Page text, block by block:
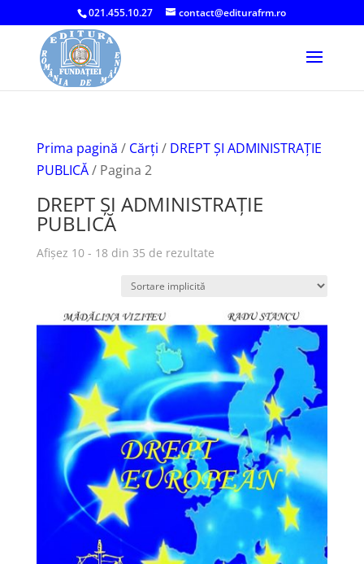
021.455.10.27 contact@editurafrm.ro
Prima pagină / Cărți / DREPT ŞI ADMINISTRAŢIE
PUBLICĂ/ Pagina 2
DREPT ŞI ADMINISTRAŢIE
PUBLICĂ
Afișez 10 - 18 din 35 de rezultate